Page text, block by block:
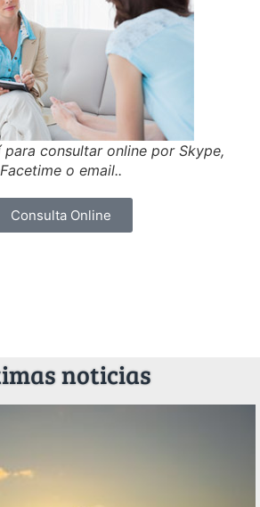
consultar online por Skype,
Facetime o email..
Consulta Online
noticias